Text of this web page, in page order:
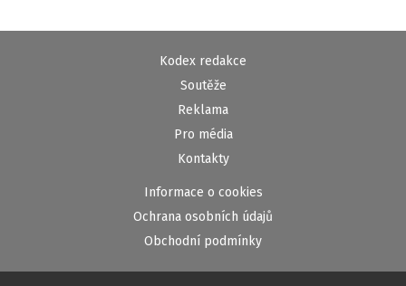
Kodex redakce
Soutěže
Reklama
Pro média
Kontakty
Informace o cookies
Ochrana osobních údajů
Obchodní podmínky